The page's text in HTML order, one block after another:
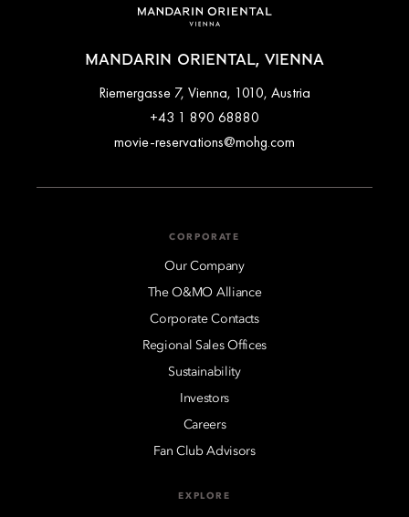
MANDARIN ORIENTAL, VIENNA
Riemergasse 7, Vienna, 1010, Austria
+43 1 890 68880
movie-reservations@mohg.com
CORPORATE
Our Company
The O&MO Alliance
Corporate Contacts
Regional Sales Offices
Sustainability
Investors
Careers
Fan Club Advisors
EXPLORE